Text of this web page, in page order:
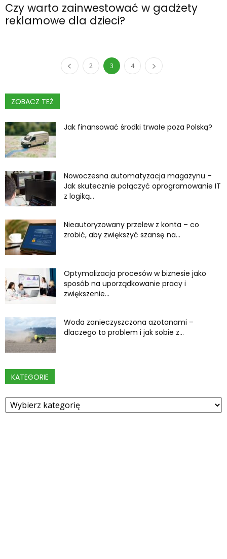
Czy warto zainwestować w gadżety
reklamowe dla dzieci?
2 3 4
ZOBACZ TEŻ
Jak finansować środki trwałe poza Polską?
Nowoczesna automatyzacja magazynu –
Jak skutecznie połączyć oprogramowanie IT
z logiką...
Nieautoryzowany przelew z konta – co
zrobić, aby zwiększyć szansę na...
Optymalizacja procesów w biznesie jako
sposób na uporządkowanie pracy i
zwiększenie...
Woda zanieczyszczona azotanami –
dlaczego to problem i jak sobie z...
KATEGORIE
Kategorie